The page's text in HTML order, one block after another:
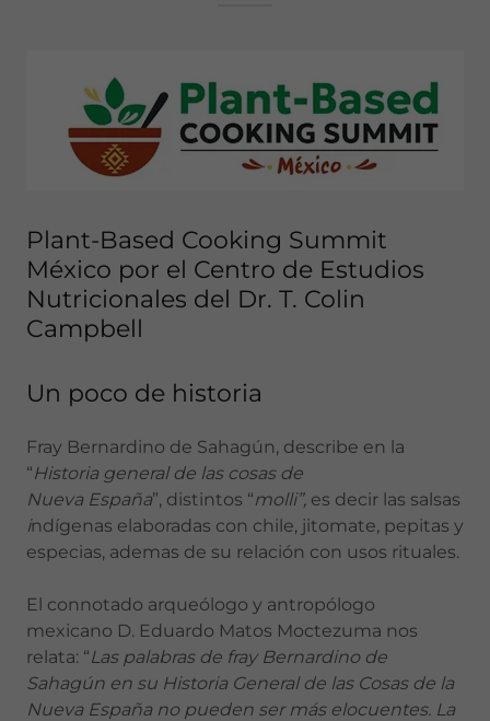
Plant-Based Cooking Summit
México por el Centro de Estudios
Nutricionales del Dr. T. Colin
Campbell
Un poco de historia
Fray Bernardino de Sahagún, describe en la
“Historia general de las cosas de
Nueva España”, distintos “molli”, es decir las salsas
indígenas elaboradas con chile, jitomate, pepitas y
especias, ademas de su relación con usos rituales.
El connotado arqueólogo y antropólogo
mexicano D. Eduardo Matos Moctezuma nos
relata: “Las palabras de fray Bernardino de
Sahagún en su Historia General de las Cosas de la
Nueva España no pueden ser más elocuentes. La